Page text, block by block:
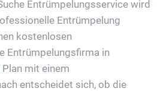
Entrümpelungsservice wird
Entrümpelung
kostenlosen
Entrümpelungsfirma in
mit einem
entscheidet sich, ob die